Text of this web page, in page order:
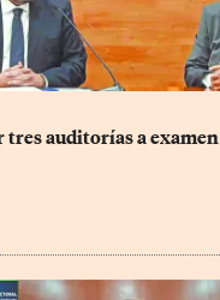
tres auditorías a examen